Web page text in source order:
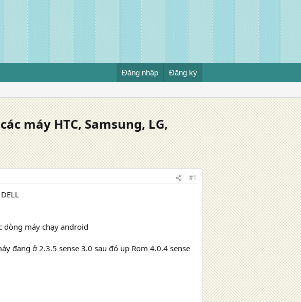
Đăng nhập Đăng ký
máy HTC, Samsung, LG,
#1
dòng máy chạy android
đang ở 2.3.5 sense 3.0 sau đó up Rom 4.0.4 sense